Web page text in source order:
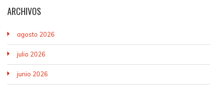
ARCHIVOS
agosto 2026
julio 2026
junio 2026